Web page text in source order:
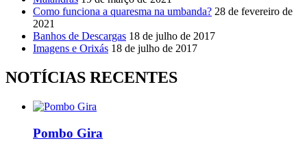
Como funciona a quaresma na umbanda? 28 de fevereiro de
2021
Banhos de Descargas 18 de julho de 2017
Imagens e Orixás 18 de julho de 2017
NOTÍCIAS RECENTES
Pombo Gira